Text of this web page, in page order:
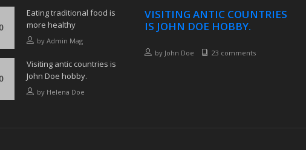
Eating traditional food is
more healthy
by Admin Mag
Visiting antic countries is
John Doe hobby.
by Helena Doe
VISITING ANTIC COUNTRIES
IS JOHN DOE HOBBY.
by John Doe 23 comments